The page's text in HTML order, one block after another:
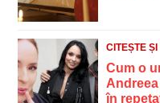
CITEȘTE ȘI
Cum o
în